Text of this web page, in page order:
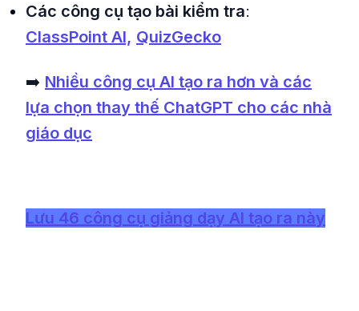
Các công cụ tạo bài kiểm tra:
ClassPoint AI, QuizGecko
➡️ Nhiều công cụ AI tạo ra hơn và các
lựa chọn thay thế ChatGPT cho các nhà
giáo dục
Lưu 46 công cụ giảng dạy AI tạo ra này